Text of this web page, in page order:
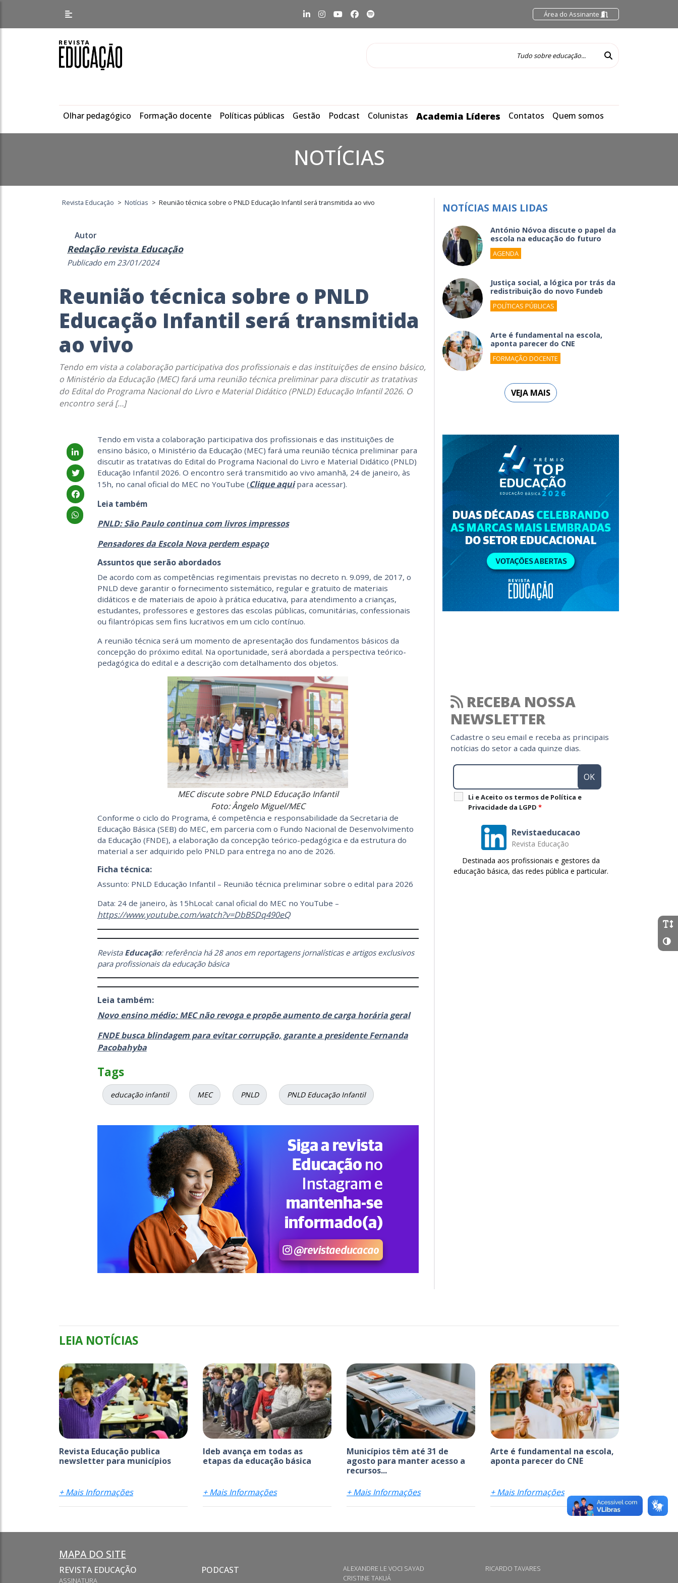
Área do Assinante
Olhar pedagógico Formação docente Políticas públicas Gestão Podcast Colunistas Academia Líderes Contatos Quem somos
NOTÍCIAS
Revista Educação > Notícias > Reunião técnica sobre o PNLD Educação Infantil será transmitida ao vivo
Autor
Redação revista Educação
Publicado em 23/01/2024
Reunião técnica sobre o PNLD
Educação Infantil será transmitida
ao vivo
Tendo em vista a colaboração participativa dos profissionais e das instituições de ensino básico,
o Ministério da Educação (MEC) fará uma reunião técnica preliminar para discutir as tratativas
do Edital do Programa Nacional do Livro e Material Didático (PNLD) Educação Infantil 2026. O
encontro será […]
Tendo em vista a colaboração participativa dos profissionais e das instituições de
ensino básico, o Ministério da Educação (MEC) fará uma reunião técnica preliminar para
discutir as tratativas do Edital do Programa Nacional do Livro e Material Didático (PNLD)
Educação Infantil 2026. O encontro será transmitido ao vivo amanhã, 24 de janeiro, às
15h, no canal oficial do MEC no YouTube (Clique aquipara acessar).
Leia também
PNLD: São Paulo continua com livros impressos
Pensadores da Escola Nova perdem espaço
Assuntos que serão abordados
De acordo com as competências regimentais previstas no decreto n. 9.099, de 2017, o
PNLD deve garantir o fornecimento sistemático, regular e gratuito de materiais
didáticos e de materiais de apoio à prática educativa, para atendimento a crianças,
estudantes, professores e gestores das escolas públicas, comunitárias, confessionais
ou filantrópicas sem fins lucrativos em um ciclo contínuo.
A reunião técnica será um momento de apresentação dos fundamentos básicos da
concepção do próximo edital. Na oportunidade, será abordada a perspectiva teórico-
pedagógica do edital e a descrição com detalhamento dos objetos.
MEC discute sobre PNLD Educação Infantil
Foto: Ângelo Miguel/MEC
Conforme o ciclo do Programa, é competência e responsabilidade da Secretaria de
Educação Básica (SEB) do MEC, em parceria com o Fundo Nacional de Desenvolvimento
da Educação (FNDE), a elaboração da concepção teórico-pedagógica e da estrutura do
material a ser adquirido pelo PNLD para entrega no ano de 2026.
Ficha técnica:
Assunto: PNLD Educação Infantil – Reunião técnica preliminar sobre o edital para 2026
Data: 24 de janeiro, às 15hLocal: canal oficial do MEC no YouTube –
https://www.youtube.com/watch?v=DbB5Dq490eQ
Revista Educação: referência há 28 anos em reportagens jornalísticas e artigos exclusivos
para profissionais da educação básica
Leia também:
Novo ensino médio: MEC não revoga e propõe aumento de carga horária geral
FNDE busca blindagem para evitar corrupção, garante a presidente Fernanda
Pacobahyba
Tags
educação infantil MEC PNLD PNLD Educação Infantil
NOTÍCIAS MAIS LIDAS
António Nóvoa discute o papel da
escola na educação do futuro
AGENDA
Justiça social, a lógica por trás da
redistribuição do novo Fundeb
POLÍTICAS PÚBLICAS
Arte é fundamental na escola,
aponta parecer do CNE
FORMAÇÃO DOCENTE
VEJA MAIS
RECEBA NOSSA
NEWSLETTER
Cadastre o seu email e receba as principais
notícias do setor a cada quinze dias.
Li e Aceito os termos de Política e
Privacidade da LGPD *
Revistaeducacao
Revista Educação
Destinada aos profissionais e gestores da
educação básica, das redes pública e particular.
LEIA NOTÍCIAS
Revista Educação publica
newsletter para municípios
+ Mais Informações
Ideb avança em todas as
etapas da educação básica
+ Mais Informações
Municípios têm até 31 de
agosto para manter acesso a
recursos...
+ Mais Informações
Arte é fundamental na escola,
aponta parecer do CNE
+ Mais Informações
MAPA DO SITE
REVISTA EDUCAÇÃO
ASSINATURA
PODCAST
ALEXANDRE LE VOCI SAYAD
CRISTINE TAKUÁ
RICARDO TAVARES